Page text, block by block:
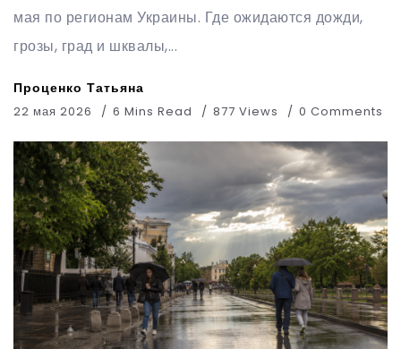
мая по регионам Украины. Где ожидаются дожди,
грозы, град и шквалы,...
Проценко Татьяна
22 мая 2026 6 Mins Read 877 Views 0 Comments